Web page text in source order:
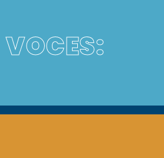
VOCES: